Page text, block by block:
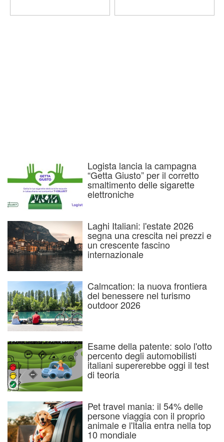
Logista lancia la campagna
“Getta Giusto” per il corretto
smaltimento delle sigarette
elettroniche
Laghi Italiani: l'estate 2026
segna una crescita nei prezzi e
un crescente fascino
internazionale
Calmcation: la nuova frontiera
del benessere nel turismo
outdoor 2026
Esame della patente: solo l'otto
percento degli automobilisti
italiani supererebbe oggi il test
di teoria
Pet travel mania: il 54% delle
persone viaggia con il proprio
animale e l'Italia entra nella top
10 mondiale